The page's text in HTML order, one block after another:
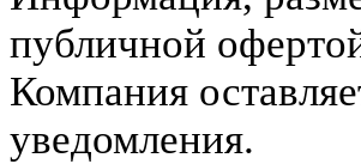
публичной
Компания
уведомления.